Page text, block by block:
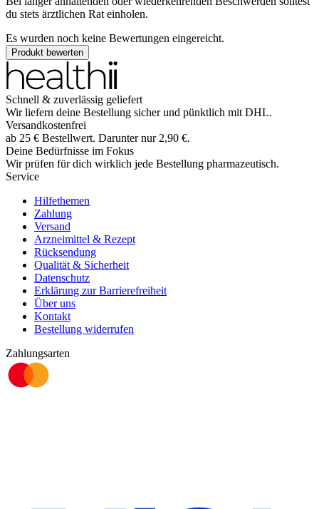
du stets ärztlichen Rat einholen.
Es wurden noch keine Bewertungen eingereicht.
Produkt bewerten
Schnell & zuverlässig geliefert
Wir liefern deine Bestellung sicher und pünktlich mit DHL.
Versandkostenfrei
ab 25 € Bestellwert. Darunter nur 2,90 €.
Deine Bedürfnisse im Fokus
Wir prüfen für dich wirklich jede Bestellung pharmazeutisch.
Service
Hilfethemen
Zahlung
Versand
Arzneimittel & Rezept
Rücksendung
Qualität & Sicherheit
Datenschutz
Erklärung zur Barrierefreiheit
Über uns
Kontakt
Bestellung widerrufen
Zahlungsarten